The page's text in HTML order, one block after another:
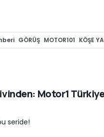
GÖRÜŞ MOTOR101 KÖŞE
Motor1
seride!